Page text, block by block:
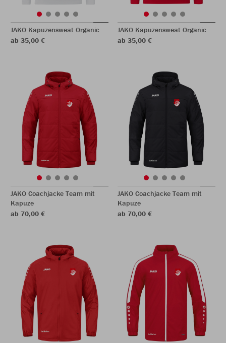
JAKO Kapuzensweat Organic
ab 35,00 €
JAKO Kapuzensweat Organic
ab 35,00 €
JAKO Coachjacke Team mit
Kapuze
ab 70,00 €
JAKO Coachjacke Team mit
Kapuze
ab 70,00 €